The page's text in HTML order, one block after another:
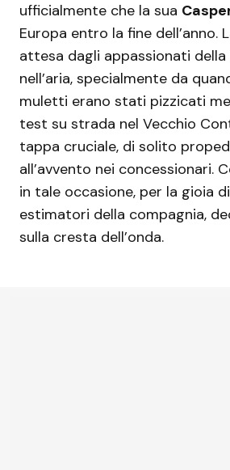
ufficialmente che la sua
Europa entro la fine dell’anno.
attesa dagli appassionati della
nell’aria, specialmente da
muletti erano stati pizzicati
test su strada nel Vecchio
tappa cruciale, di solito
all’avvento nei concessionari.
in tale occasione, per la gioia
estimatori della compagnia,
sulla cresta dell’onda.